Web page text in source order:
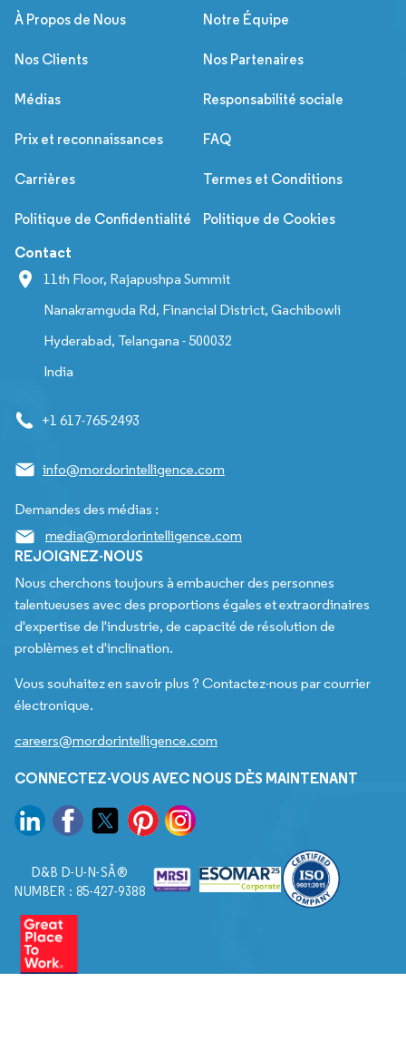
À Propos de Nous
Notre Équipe
Nos Clients Nos Partenaires
Médias Responsabilité sociale
Prix et reconnaissances FAQ
Carrières Termes et Conditions
Politique de Confidentialité Politique de Cookies
Contact
11th Floor, Rajapushpa Summit
Nanakramguda Rd, Financial District, Gachibowli
Hyderabad, Telangana - 500032
India
+1 617-765-2493
info@mordorintelligence.com
Demandes des médias :
media@mordorintelligence.com
REJOIGNEZ-NOUS
Nous cherchons toujours à embaucher des personnes
talentueuses avec des proportions égales et extraordinaires
d'expertise de l'industrie, de capacité de résolution de
problèmes et d'inclination.
Vous souhaitez en savoir plus ? Contactez-nous par courrier
électronique.
careers@mordorintelligence.com
CONNECTEZ-VOUS AVEC NOUS DÈS MAINTENANT
D&B D-U-N-SÂ®
NUMBER : 85-427-9388